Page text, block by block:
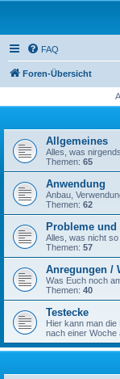
FAQ
Foren-Übersicht
Allgemeines
Alles, was
Themen: 65
Anwendung
Anbau,
Themen: 62
Probleme
Alles, was nicht
Themen: 57
Anregungen /
Was Euch noch
Themen: 40
Testecke
Hier kann man
nach einer Woche